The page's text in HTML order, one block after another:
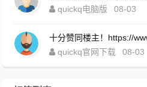
quickq电脑版
08-03
十分赞同楼主！https://
quickq官网下载
08-03